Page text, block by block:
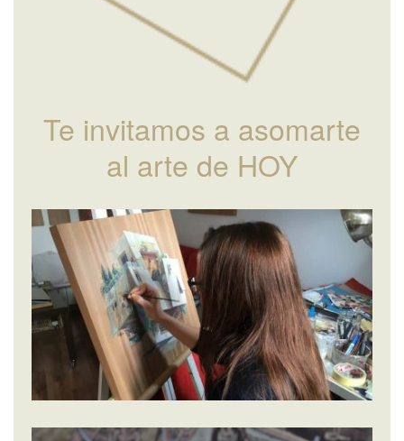
Te invitamos a asomarte
al arte de HOY